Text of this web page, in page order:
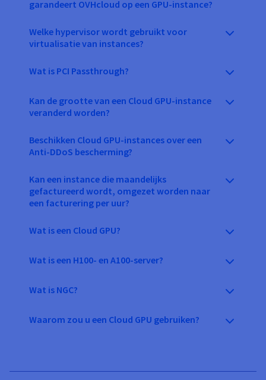
garandeert OVHcloud op een GPU-instance?
Welke hypervisor wordt gebruikt voor
virtualisatie van instances?
Wat is PCI Passthrough?
Kan de grootte van een Cloud GPU-instance
veranderd worden?
Beschikken Cloud GPU-instances over een
Anti-DDoS bescherming?
Kan een instance die maandelijks
gefactureerd wordt, omgezet worden naar
een facturering per uur?
Wat is een Cloud GPU?
Wat is een H100- en A100-server?
Wat is NGC?
Waarom zou u een Cloud GPU gebruiken?